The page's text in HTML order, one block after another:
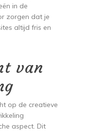
in de
zorgen dat je
altijd fris en
van
op de creatieve
aspect. Dit